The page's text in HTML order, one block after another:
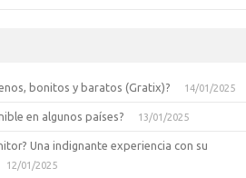
bonitos y baratos (Gratix)? 14/01/2025
en algunos países? 13/01/2025
Una indignante experiencia con su
12/01/2025